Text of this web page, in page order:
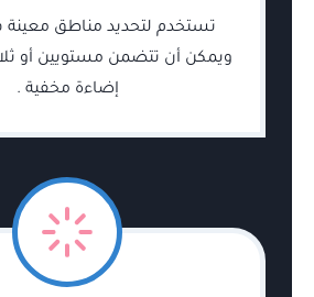
تستخدم لتحديد مناطق معينة
ويمكن أن تتضمن مستويين أو
إضاءة مخفية .